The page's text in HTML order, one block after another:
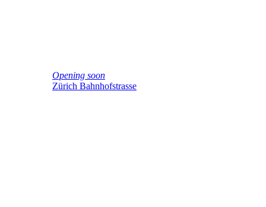
Opening soon
Zürich Bahnhofstrasse